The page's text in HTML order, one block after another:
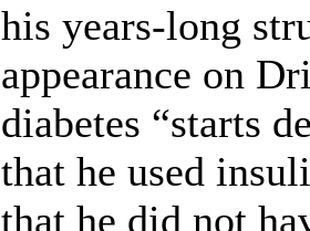
his years-long
appearance on
diabetes “starts
that he used
that he did not